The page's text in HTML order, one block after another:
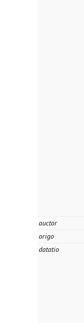
auctor
origo
datatio